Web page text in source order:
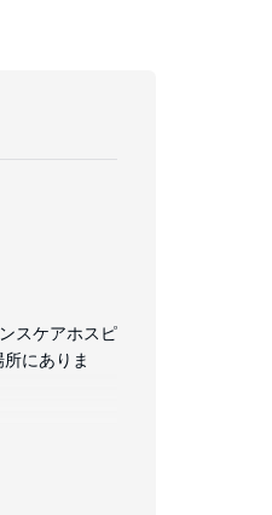
スケアホスピ
にありま
無料でお使